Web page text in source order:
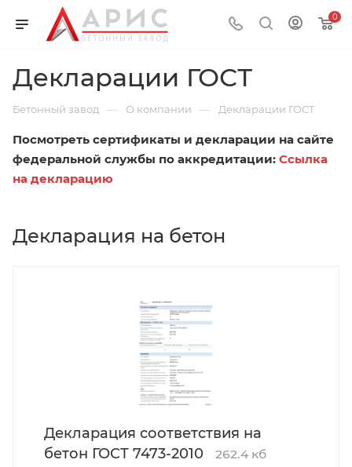
0
Декларации ГОСТ
Бетонный завод — О компании — Декларации ГОСТ
Посмотреть сертификаты и декларации на сайте
федеральной службы по аккредитации: Ссылка
на декларацию
Декларация на бетон
Декларация соответствия на
бетон ГОСТ 7473-2010
262.4 кб